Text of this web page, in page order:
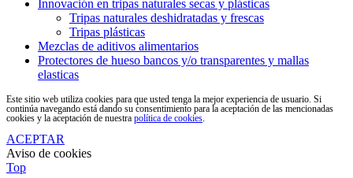
Innovación en tripas naturales secas y plásticas
Tripas naturales deshidratadas y frescas
Tripas plásticas
Mezclas de aditivos alimentarios
Protectores de hueso bancos y/o transparentes y mallas
elasticas
Este sitio web utiliza cookies para que usted tenga la mejor experiencia de usuario. Si
continúa navegando está dando su consentimiento para la aceptación de las mencionadas
cookies y la aceptación de nuestra política de cookies.
ACEPTAR
Aviso de cookies
Top